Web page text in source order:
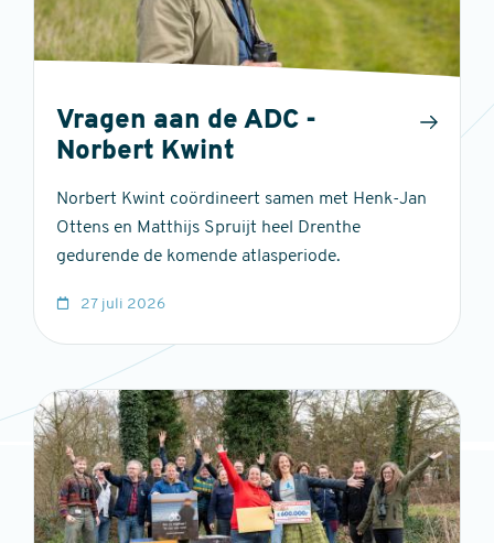
Vragen aan de ADC -
Norbert Kwint
Norbert Kwint coördineert samen met Henk-Jan
Ottens en Matthijs Spruijt heel Drenthe
gedurende de komende atlasperiode.
27 juli 2026